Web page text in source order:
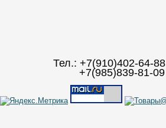
Тел.: +7(910)402-64-88
+7(985)839-81-09